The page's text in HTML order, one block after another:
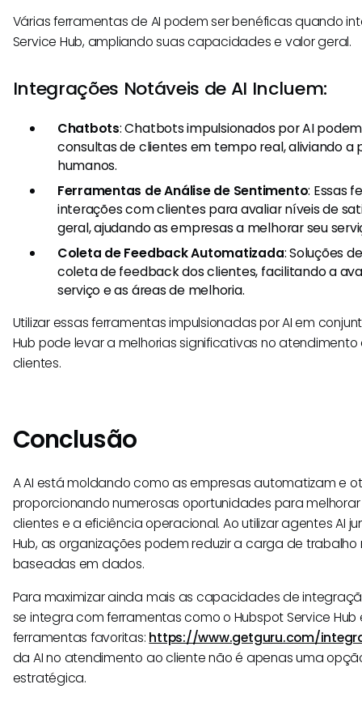
Várias ferramentas de AI podem ser benéficas quando
Service Hub, ampliando suas capacidades e valor geral.
Integrações Notáveis de AI Incluem:
Chatbots: Chatbots impulsionados por AI
consultas de clientes em tempo real, aliviando a
humanos.
Ferramentas de Análise de Sentimento: Essas
interações com clientes para avaliar níveis de
geral, ajudando as empresas a melhorar seu
Coleta de Feedback Automatizada: Soluções
coleta de feedback dos clientes, facilitando a
serviço e as áreas de melhoria.
Utilizar essas ferramentas impulsionadas por AI em
Hub pode levar a melhorias significativas no
clientes.
Conclusão
A AI está moldando como as empresas automatizam e
proporcionando numerosas oportunidades para
clientes e a eficiência operacional. Ao utilizar agentes AI
Hub, as organizações podem reduzir a carga de
baseadas em dados.
Para maximizar ainda mais as capacidades de
se integra com ferramentas como o Hubspot Service
ferramentas favoritas: https://www.getguru.com/
da AI no atendimento ao cliente não é apenas uma
estratégica.